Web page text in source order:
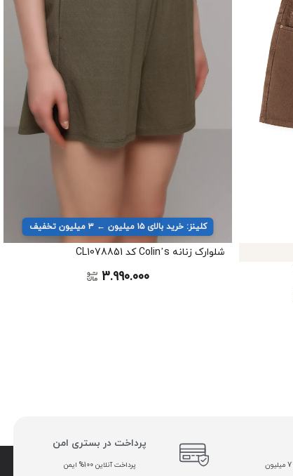
کلینز: خرید بالای ۱۵ میلیون ← ۳ میلیون تخفیف
شلوارک زنانه Colin’s کد CL1078851
3.990.000
پرداخت در بستری امن
پرداخت آنلاین 100% ایمن